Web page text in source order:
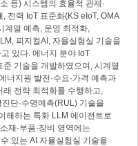
등) 시스템의 효율적 관제·
, 전력 IoT 표준화(KS eIoT, OMA
계열 예측, 운영 최적화,
피지컬AI, 자율실험실 기술을
있다. 에너지 분야 IoT
준 기술을 개발하였으며, 시계열
너지원 발전·수요·가격 예측과
래 전략 최적화를 수행하고,
단·수명예측(RUL) 기술을
해하는 특화 LLM 에이전트로
재·부품·장비 영역에는
있는 AI 자율실험실 기술을